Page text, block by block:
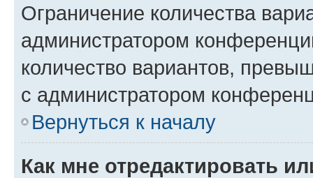
Ограничение количества
администратором
количество вариантов,
с администратором
Вернуться к началу
Как мне отредактировать